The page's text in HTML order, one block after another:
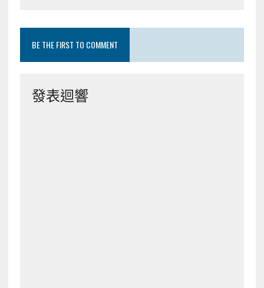
BE THE FIRST TO COMMENT
發表迴響